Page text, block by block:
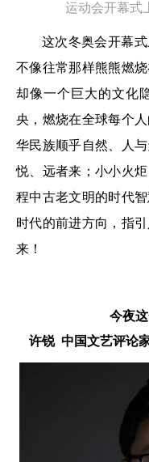
运动会开幕式
这次冬奥会开幕
不像往常那样熊熊燃
却像一个巨大的文化
央，燃烧在全球每个
华民族顺乎自然、人
悦、远者来；小小火
程中古老文明的时代
时代的前进方向，指
来！
今夜
许锐 中国文艺评论